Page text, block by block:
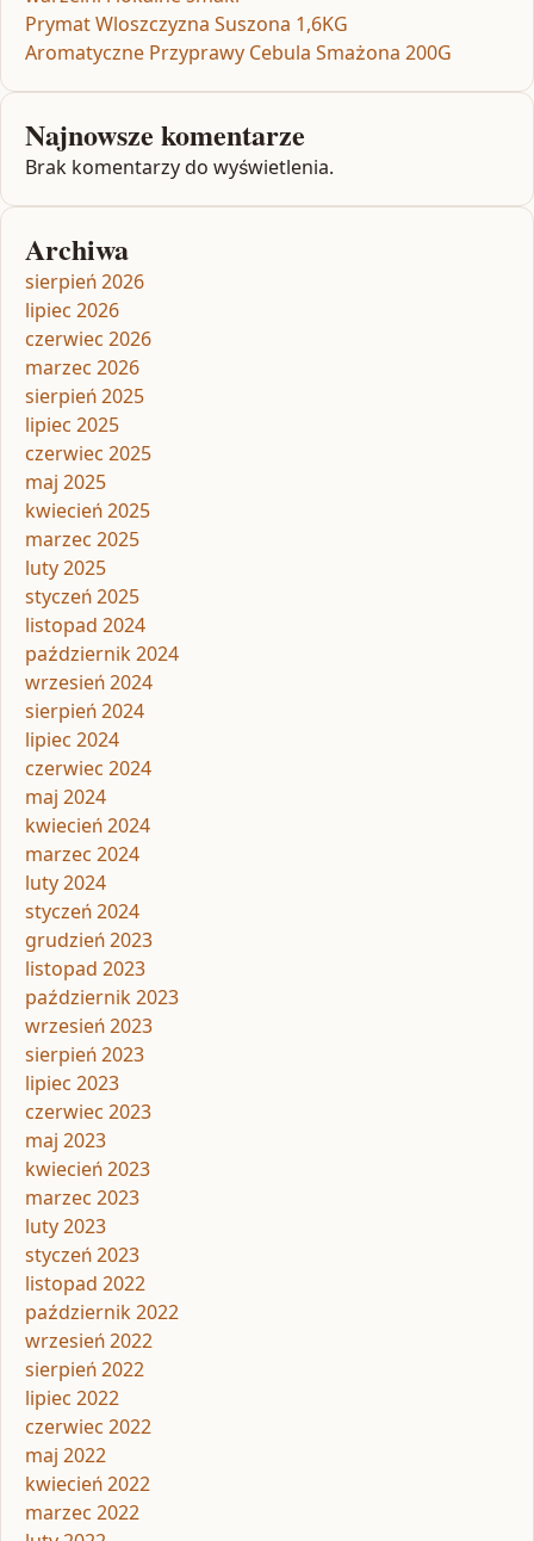
Prymat Wloszczyzna Suszona 1,6KG
Aromatyczne Przyprawy Cebula Smażona 200G
Najnowsze komentarze
Brak komentarzy do wyświetlenia.
Archiwa
sierpień 2026
lipiec 2026
czerwiec 2026
marzec 2026
sierpień 2025
lipiec 2025
czerwiec 2025
maj 2025
kwiecień 2025
marzec 2025
luty 2025
styczeń 2025
listopad 2024
październik 2024
wrzesień 2024
sierpień 2024
lipiec 2024
czerwiec 2024
maj 2024
kwiecień 2024
marzec 2024
luty 2024
styczeń 2024
grudzień 2023
listopad 2023
październik 2023
wrzesień 2023
sierpień 2023
lipiec 2023
czerwiec 2023
maj 2023
kwiecień 2023
marzec 2023
luty 2023
styczeń 2023
listopad 2022
październik 2022
wrzesień 2022
sierpień 2022
lipiec 2022
czerwiec 2022
maj 2022
kwiecień 2022
marzec 2022